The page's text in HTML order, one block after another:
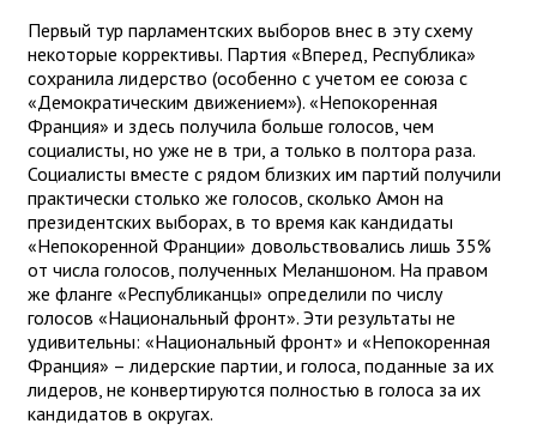
Первый тур парламентских выборов внес в эту схему
некоторые коррективы. Партия «Вперед, Республика»
сохранила лидерство (особенно с учетом ее союза с
«Демократическим движением»). «Непокоренная
Франция» и здесь получила больше голосов, чем
социалисты, но уже не в три, а только в полтора раза.
Социалисты вместе с рядом близких им партий получили
практически столько же голосов, сколько Амон на
президентских выборах, в то время как кандидаты
«Непокоренной Франции» довольствовались лишь 35%
от числа голосов, полученных Меланшоном. На правом
же фланге «Республиканцы» определили по числу
голосов «Национальный фронт». Эти результаты не
удивительны: «Национальный фронт» и «Непокоренная
Франция» – лидерские партии, и голоса, поданные за их
лидеров, не конвертируются полностью в голоса за их
кандидатов в округах.